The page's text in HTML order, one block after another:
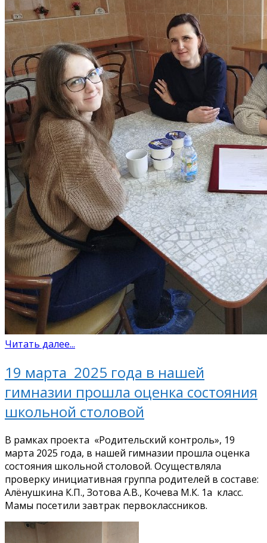
Читать далее...
19 марта 2025 года в нашей
гимназии прошла оценка состояния
школьной столовой
В рамках проекта «Родительский контроль», 19
марта 2025 года, в нашей гимназии прошла оценка
состояния школьной столовой. Осуществляла
проверку инициативная группа родителей в составе:
Алёнушкина К.П., Зотова А.В., Кочева М.К. 1а класс.
Мамы посетили завтрак первоклассников.